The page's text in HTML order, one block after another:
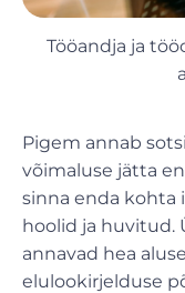
Tööandja ja
Pigem annab
võimaluse jätta
sinna enda kohta
hoolid ja huvitud.
annavad hea
elulookirjelduse